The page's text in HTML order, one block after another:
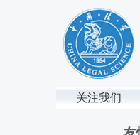
关注我们